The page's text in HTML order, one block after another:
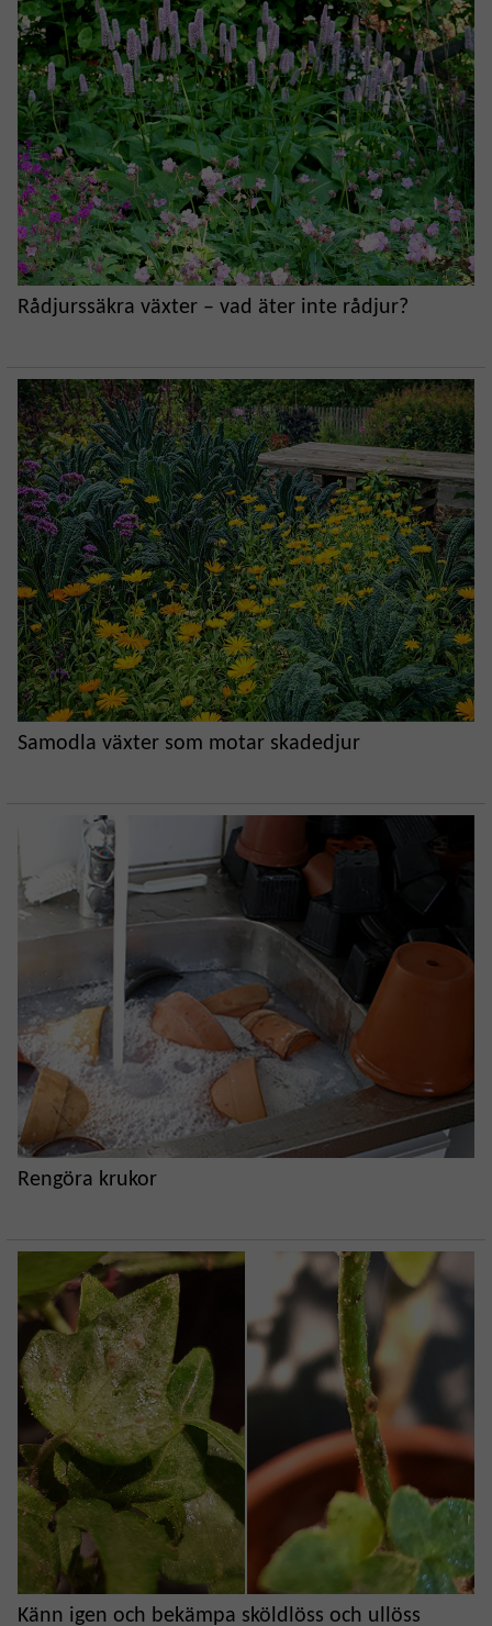
Rådjurssäkra växter – vad äter inte rådjur?
Samodla växter som motar skadedjur
Rengöra krukor
Känn igen och bekämpa sköldlöss och ullöss